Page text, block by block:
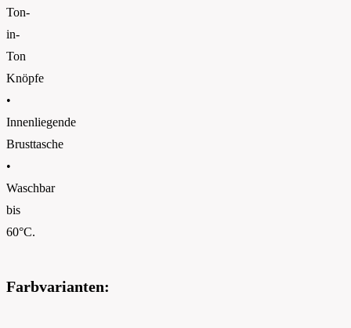
Ton-
in-
Ton
Knöpfe
•
Innenliegende
Brusttasche
•
Waschbar
bis
60°C.
Farbvarianten: